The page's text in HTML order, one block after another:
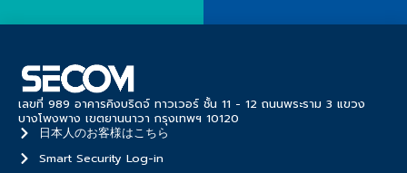
เลขที่ 989 อาคารคิงบริดจ์ ทาวเวอร์ ชั้น 11 - 12 ถนนพระราม 3 แขวง
บางโพงพาง เขตยานนาวา กรุงเทพฯ 10120
日本人のお客様はこちら
Smart Security Log-in